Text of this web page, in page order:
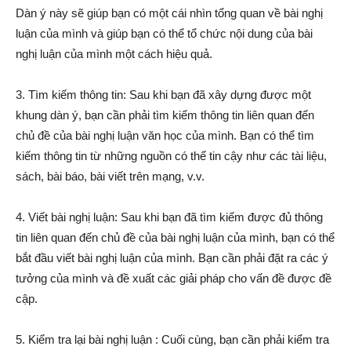
Dàn ý này sẽ giúp bạn có một cái nhìn tổng quan về bài nghị
luận của mình và giúp bạn có thể tổ chức nội dung của bài
nghị luận của mình một cách hiệu quả.
3. Tìm kiếm thông tin: Sau khi bạn đã xây dựng được một
khung dàn ý, bạn cần phải tìm kiếm thông tin liên quan đến
chủ đề của bài nghị luận văn học của mình. Bạn có thể tìm
kiếm thông tin từ những nguồn có thể tin cậy như các tài liệu,
sách, bài báo, bài viết trên mạng, v.v.
4. Viết bài nghị luận: Sau khi bạn đã tìm kiếm được đủ thông
tin liên quan đến chủ đề của bài nghị luận của mình, bạn có thể
bắt đầu viết bài nghị luận của mình. Bạn cần phải đặt ra các ý
tưởng của mình và đề xuất các giải pháp cho vấn đề được đề
cập.
5. Kiểm tra lại bài nghị luận : Cuối cùng, bạn cần phải kiểm tra